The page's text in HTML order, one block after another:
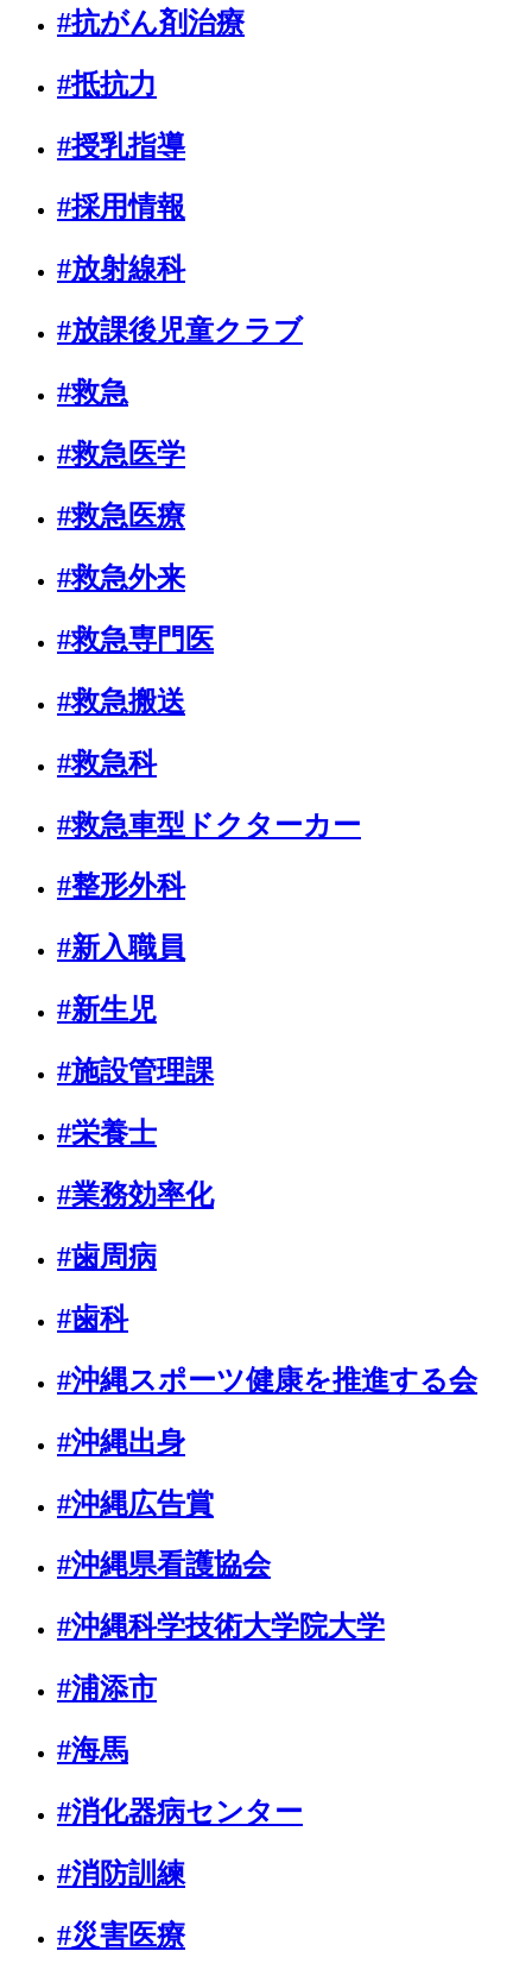
#抗がん剤治療
#抵抗力
#授乳指導
#採用情報
#放射線科
#放課後児童クラブ
#救急
#救急医学
#救急医療
#救急外来
#救急専門医
#救急搬送
#救急科
#救急車型ドクターカー
#整形外科
#新入職員
#新生児
#施設管理課
#栄養士
#業務効率化
#歯周病
#歯科
#沖縄スポーツ健康を推進する会
#沖縄出身
#沖縄広告賞
#沖縄県看護協会
#沖縄科学技術大学院大学
#浦添市
#海馬
#消化器病センター
#消防訓練
#災害医療